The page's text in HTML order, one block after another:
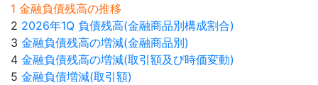
1 金融負債残高の推移
2 2026年1Q 負債残高(金融商品別構成割合)
3 金融負債残高の増減(金融商品別)
4 金融負債残高の増減(取引額及び時価変動)
5 金融負債増減(取引額)